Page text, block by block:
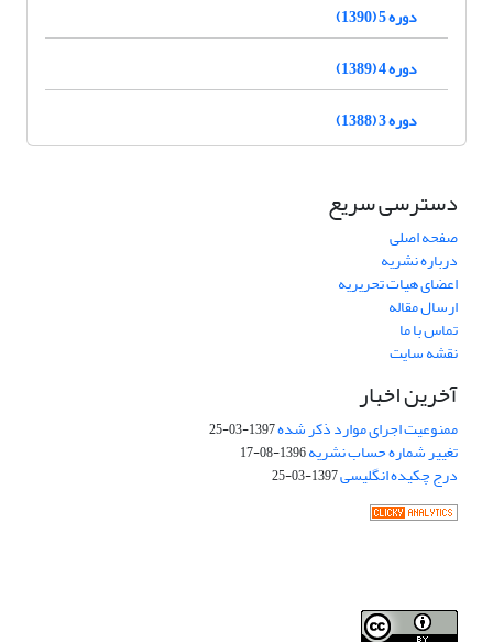
دوره 5 (1390)
دوره 4 (1389)
دوره 3 (1388)
دسترسی سریع
صفحه اصلی
درباره نشریه
اعضای هیات تحریریه
ارسال مقاله
تماس با ما
نقشه سایت
آخرین اخبار
ممنوعیت اجرای موارد ذکر شده1397-03-25
تغییر شماره حساب نشریه1396-08-17
درج چکیده انگلیسی1397-03-25